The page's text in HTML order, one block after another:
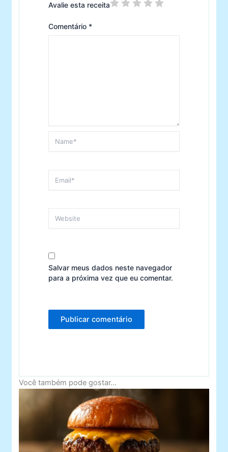
Avalie esta receita
Comentário *
Salvar meus dados neste navegador
para a próxima vez que eu comentar.
Você também pode gostar...